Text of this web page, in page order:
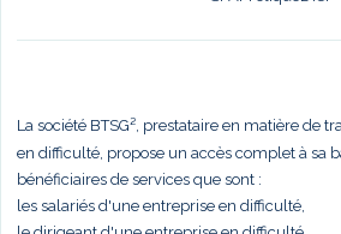
La société BTSG², prestataire en matière de
en difficulté, propose un accès complet à sa
bénéficiaires de services que sont :
les salariés d'une entreprise en difficulté,